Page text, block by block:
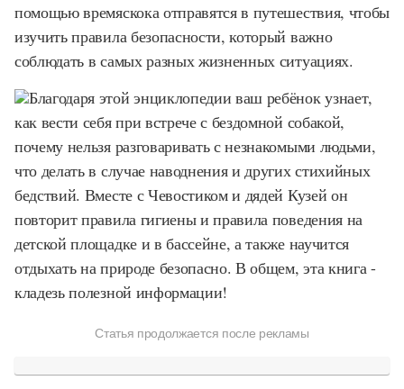
помощью времяскока отправятся в путешествия, чтобы
изучить правила безопасности, который важно
соблюдать в самых разных жизненных ситуациях.
Благодаря этой энциклопедии ваш ребёнок узнает,
как вести себя при встрече с бездомной собакой,
почему нельзя разговаривать с незнакомыми людьми,
что делать в случае наводнения и других стихийных
бедствий. Вместе с Чевостиком и дядей Кузей он
повторит правила гигиены и правила поведения на
детской площадке и в бассейне, а также научится
отдыхать на природе безопасно. В общем, эта книга -
кладезь полезной информации!
Статья продолжается после рекламы